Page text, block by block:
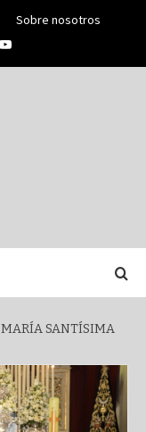
Sobre nosotros
YouTube
SANTÍSIMA